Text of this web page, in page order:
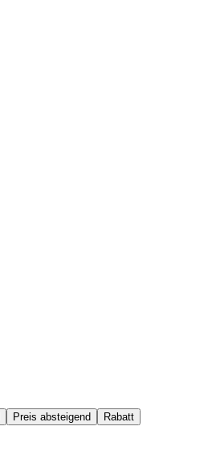
Preis absteigend Rabatt